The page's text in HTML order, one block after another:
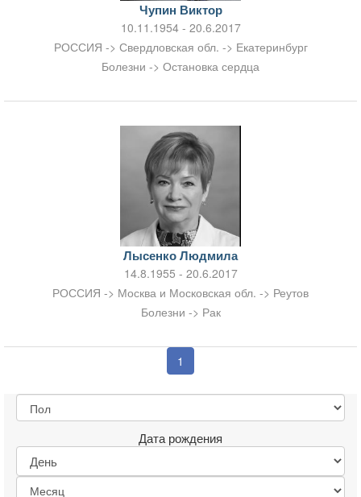
Чупин Виктор
10.11.1954 - 20.6.2017
РОССИЯ -> Свердловская обл. -> Екатеринбург
Болезни -> Остановка сердца
Лысенко Людмила
14.8.1955 - 20.6.2017
РОССИЯ -> Москва и Московская обл. -> Реутов
Болезни -> Рак
1
Дата рождения